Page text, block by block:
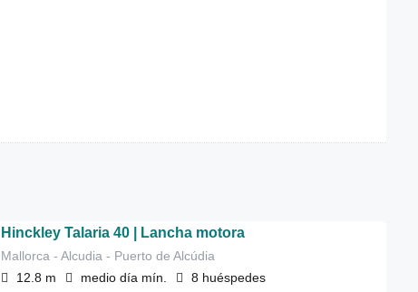
Hinckley Talaria 40 | Lancha motora
Mallorca - Alcudia - Puerto de Alcúdia
12.8 m medio día mín. 8 huéspedes